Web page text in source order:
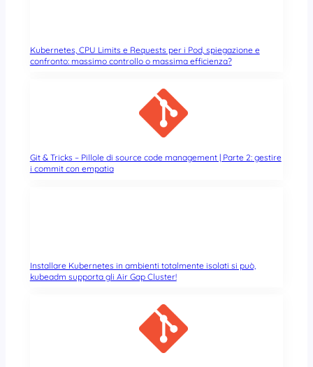
Kubernetes, CPU Limits e Requests per i Pod, spiegazione e
confronto: massimo controllo o massima efficienza?
Git & Tricks – Pillole di source code management | Parte 2: gestire
i commit con empatia
Installare Kubernetes in ambienti totalmente isolati si può,
kubeadm supporta gli Air Gap Cluster!